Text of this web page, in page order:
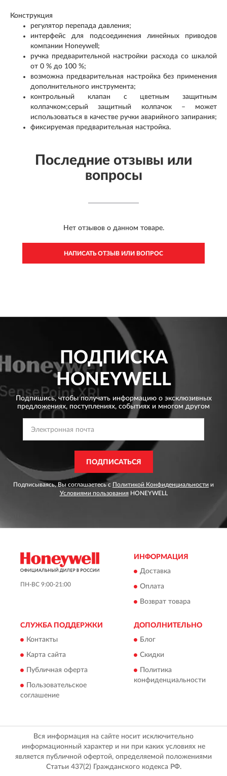
Конструкция
регулятор перепада давления;
интерфейс для подсоединения линейных приводов
компании Honeywell;
ручка предварительной настройки расхода со шкалой
от 0 % до 100 %;
возможна предварительная настройка без применения
дополнительного инструмента;
контрольный клапан с цветным защитным
колпачком;серый защитный колпачок – может
использоваться в качестве ручки аварийного запирания;
фиксируемая предварительная настройка.
Последние отзывы или
вопросы
Нет отзывов о данном товаре.
НАПИСАТЬ ОТЗЫВ ИЛИ ВОПРОС
ПОДПИСКА
HONEYWELL
Подпишись, чтобы получать информацию о эксклюзивных
предложениях, поступлениях, событиях и многом другом
ПОДПИСАТЬСЯ
Подписываясь, Вы соглашаетесь с Политикой Конфиденциальности и
Условиями пользованияHONEYWELL
ПН-ВС 9:00-21:00
ИНФОРМАЦИЯ
Доставка
Оплата
Возврат товара
СЛУЖБА ПОДДЕРЖКИ
Контакты
Карта сайта
Публичная оферта
Пользовательское
соглашение
ДОПОЛНИТЕЛЬНО
Блог
Скидки
Политика
конфиденциальности
Вся информация на сайте носит исключительно
информационный характер и ни при каких условиях не
является публичной офертой, определяемой положениями
Статьи 437(2) Гражданского кодекса РФ.